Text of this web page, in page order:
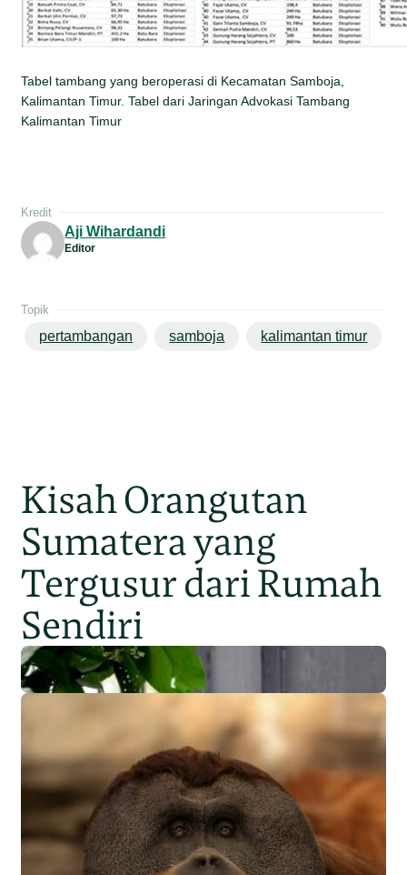
Tabel tambang yang beroperasi di Kecamatan Samboja,
Kalimantan Timur. Tabel dari Jaringan Advokasi Tambang
Kalimantan Timur
Kredit
Aji Wihardandi
Editor
Topik
pertambangan samboja kalimantan timur
Kisah Orangutan
Sumatera yang
Tergusur dari Rumah
Sendiri